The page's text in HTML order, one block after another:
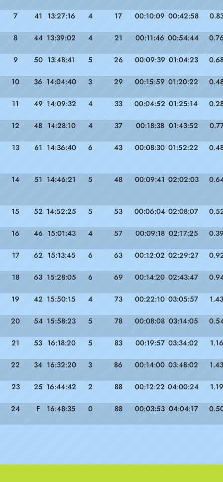
7 41 13:27:16 4 17 00:10:09 00:42:58
8 44 13:39:02 4 21 00:11:46 00:54:44
9 50 13:48:41 5 26 00:09:39 01:04:23
10 36 14:04:40 3 29 00:15:59 01:20:22
11 49 14:09:32 4 33 00:04:52 01:25:14
12 48 14:28:10 4 37 00:18:38 01:43:52
13 61 14:36:40 6 43 00:08:30 01:52:22
14 51 14:46:21 5 48 00:09:41 02:02:03
15 52 14:52:25 5 53 00:06:04 02:08:07
16 46 15:01:43 4 57 00:09:18 02:17:25
17 62 15:13:45 6 63 00:12:02 02:29:27
18 63 15:28:05 6 69 00:14:20 02:43:47
19 42 15:50:15 4 73 00:22:10 03:05:57 1.43
20 54 15:58:23 5 78 00:08:08 03:14:05
21 53 16:18:20 5 83 00:19:57 03:34:02 1.16
22 34 16:32:20 3 86 00:14:00 03:48:02 1.43
23 25 16:44:42 2 88 00:12:22 04:00:24 1.19
24 F 16:48:35 0 88 00:03:53 04:04:17